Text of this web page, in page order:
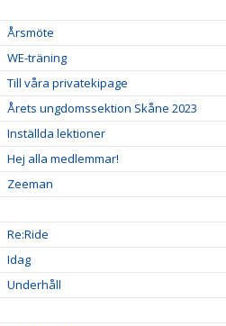
Årsmöte
WE-träning
Till våra privatekipage
Årets ungdomssektion Skåne 2023
Inställda lektioner
Hej alla medlemmar!
Zeeman
Re:Ride
Idag
Underhåll